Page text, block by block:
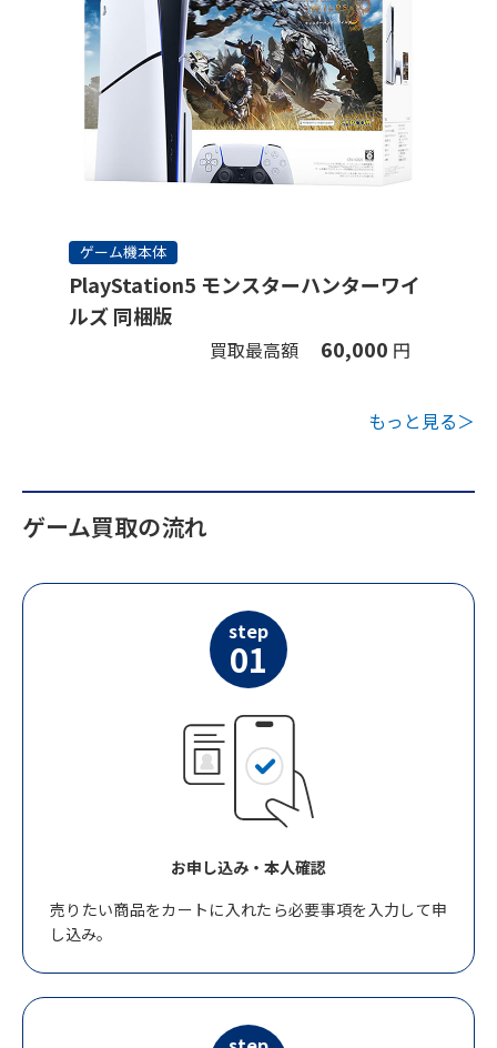
ゲーム機本体
PlayStation5 モンスターハンターワイ
ルズ 同梱版
買取最高額 60,000 円
もっと見る＞
ゲーム買取の流れ
step
01
お申し込み・本人確認
売りたい商品をカートに入れたら必要事項を入力して申
し込み。